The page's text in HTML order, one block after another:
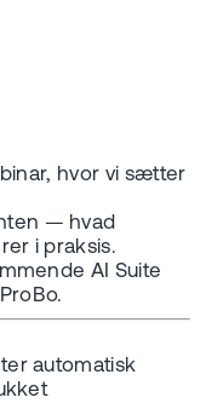
hvor vi sætter
— hvad
i praksis.
AI Suite
automatisk